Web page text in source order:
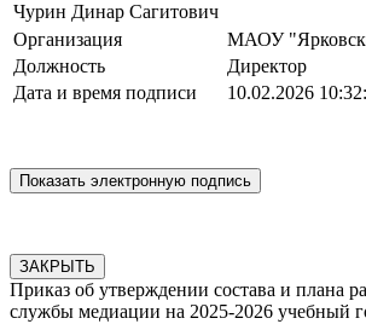
Чурин Динар Сагитович
Организация
МАОУ
Должность
Директор
Дата и время подписи
10.02.2026
ЗАКРЫТЬ
Приказ об утверждении состава и плана
службы медиации на 2025-2026 учебный